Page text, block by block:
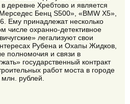
деревне Хребтово и является
Бенц S500», «BMW X5»,
Ему принадлежат несколько
числе охранно-детективное
легализуют свои
Рубена и Охапы Жидков,
полномочия и связи в
государственный контракт
работ моста в городе
рублей.